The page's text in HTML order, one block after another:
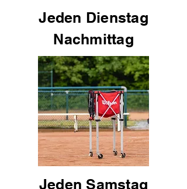
Jeden Dienstag
Nachmittag
Jeden Samstag